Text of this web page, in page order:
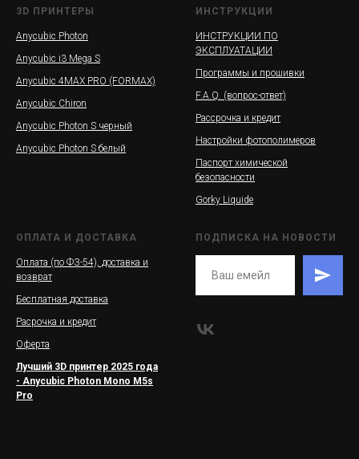
3D ПРИНТЕРЫ
Anycubic Photon
Anycubic i3 Mega S
Anycubic 4MAX PRO (FORMAX)
Anycubic Chiron
Anycubic Photon S черный
Anycubic Photon S белый
ИНСТРУКЦИИ
ИНСТРУКЦИИ ПО
ЭКСПЛУАТАЦИИ
Программы и прошивки
F.A.Q. (вопрос-ответ)
Рассрочка и кредит
Настройки фотополимеров
Паспорт химической
безопасности
Gorky Liquide
ОПЛАТА И ДОСТАВКА
Оплата (по ФЗ-54), доставка и
возврат
Бесплатная доставка
Расрочка и кредит
Оферта
Лучший 3D принтер 2025 года
- Anycubic Photon Mono M5s
Pro
ПОДПИСКА НА НОВОСТИ